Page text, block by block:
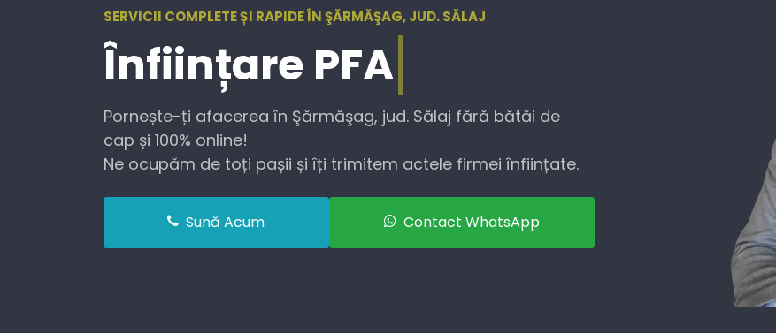
SERVICII COMPLETE ȘI RAPIDE ÎN ŞĂRMĂŞAG, JUD. SĂLAJ
Înființare PFA
Pornește-ți afacerea în Şărmăşag, jud. Sălaj fără bătăi de
cap și 100% online!
Ne ocupăm de toți pașii și îți trimitem actele firmei înființate.
Sună Acum Contact WhatsApp